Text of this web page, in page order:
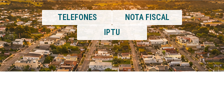
TELEFONES
NOTA FISCAL
IPTU